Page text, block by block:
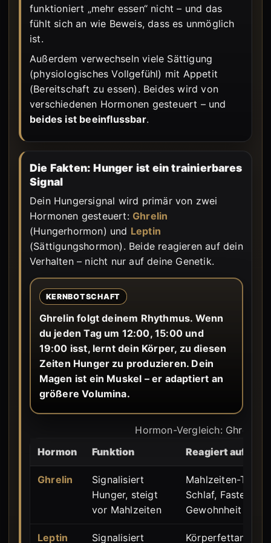
funktioniert „mehr essen“ nicht – und das
fühlt sich an wie Beweis, dass es unmöglich
ist.
Außerdem verwechseln viele Sättigung
(physiologisches Vollgefühl) mit Appetit
(Bereitschaft zu essen). Beides wird von
verschiedenen Hormonen gesteuert – und
beides ist beeinflussbar.
Die Fakten: Hunger ist ein trainierbares
Signal
Dein Hungersignal wird primär von zwei
Hormonen gesteuert: Ghrelin
(Hungerhormon) und Leptin
(Sättigungshormon). Beide reagieren auf dein
Verhalten – nicht nur auf deine Genetik.
KERNBOTSCHAFT
Ghrelin folgt deinem Rhythmus. Wenn
du jeden Tag um 12:00, 15:00 und
19:00 isst, lernt dein Körper, zu diesen
Zeiten Hunger zu produzieren. Dein
Magen ist ein Muskel – er adaptiert an
größere Volumina.
Hormon-Vergleich: Ghrelin
Hormon
Funktion Reagiert auf
Ghrelin
Signalisiert
Hunger, steigt
vor Mahlzeiten
Mahlzeiten-
Schlaf,
Gewohnheit
Leptin Signalisiert Körperfettanteil,